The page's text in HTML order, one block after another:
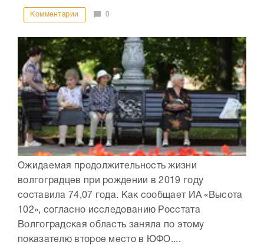
Комментарии 0
Ожидаемая продолжительность жизни
волгоградцев при рождении в 2019 году
составила 74,07 года. Как сообщает ИА «Высота
102», согласно исследованию Росстата
Волгоградская область заняла по этому
показателю второе место в ЮФО....